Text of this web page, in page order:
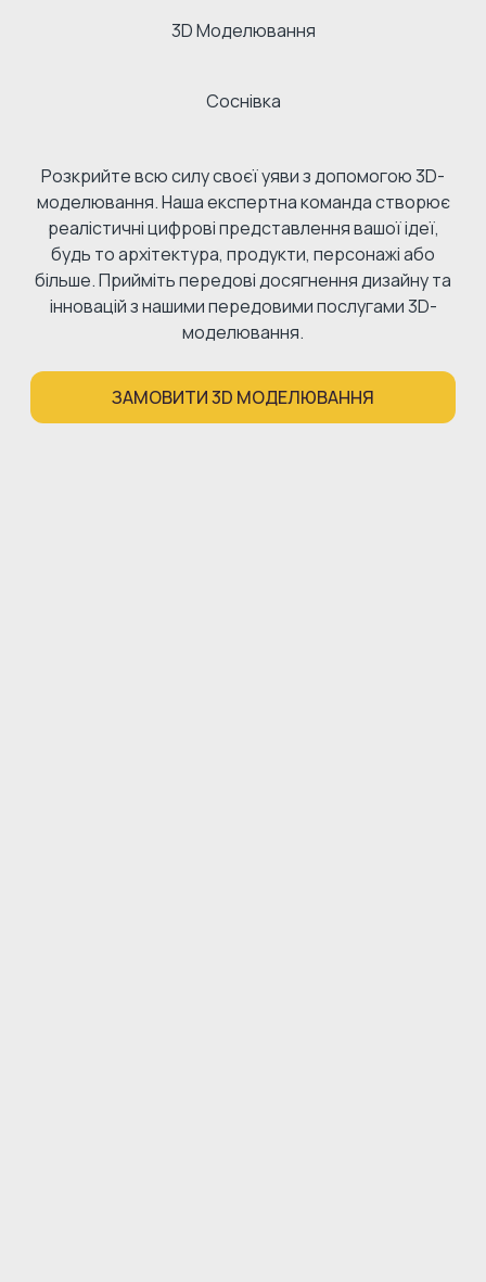
3D Моделювання
Соснівка
Розкрийте всю силу своєї уяви з допомогою 3D-
моделювання. Наша експертна команда створює
реалістичні цифрові представлення вашої ідеї,
будь то архітектура, продукти, персонажі або
більше. Прийміть передові досягнення дизайну та
інновацій з нашими передовими послугами 3D-
моделювання.
ЗАМОВИТИ 3D МОДЕЛЮВАННЯ